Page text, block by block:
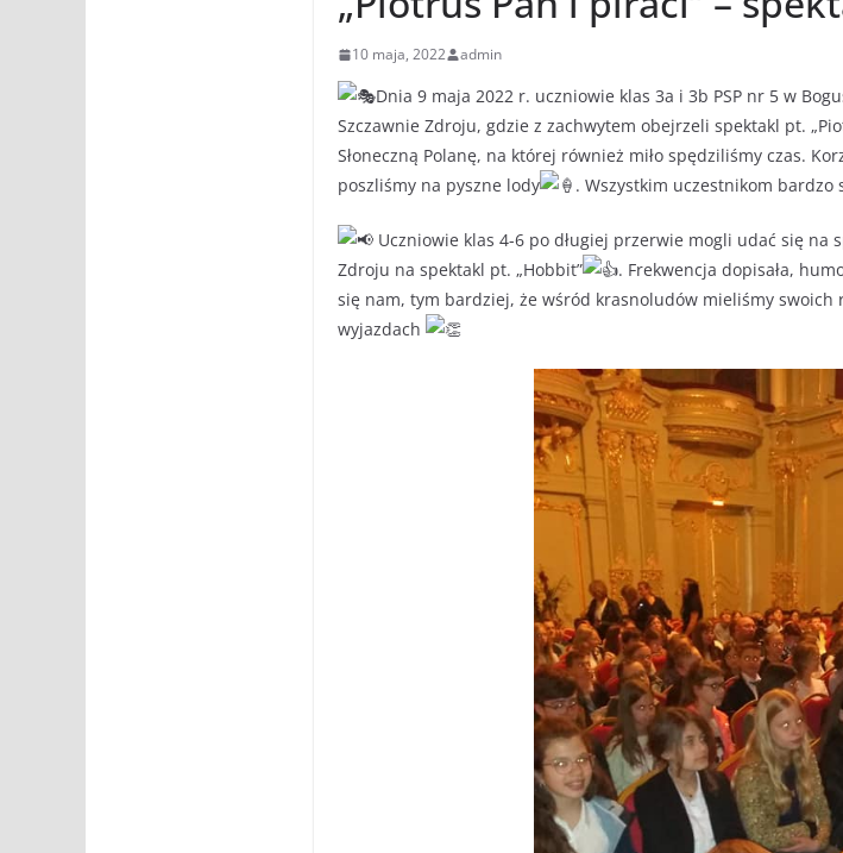
10 maja, 2022 admin
Dnia 9 maja 2022 r. uczniowie klas 3a i 3b PSP nr 5 w
Szczawnie Zdroju, gdzie z zachwytem obejrzeli spektakl pt.
Słoneczną Polanę, na której również miło spędziliśmy czas.
poszliśmy na pyszne lody
. Wszystkim uczestnikom bardzo
Uczniowie klas 4-6 po długiej przerwie mogli udać się na
Zdroju na spektakl pt. „Hobbit”
. Frekwencja dopisała,
się nam, tym bardziej, że wśród krasnoludów mieliśmy swoich
wyjazdach